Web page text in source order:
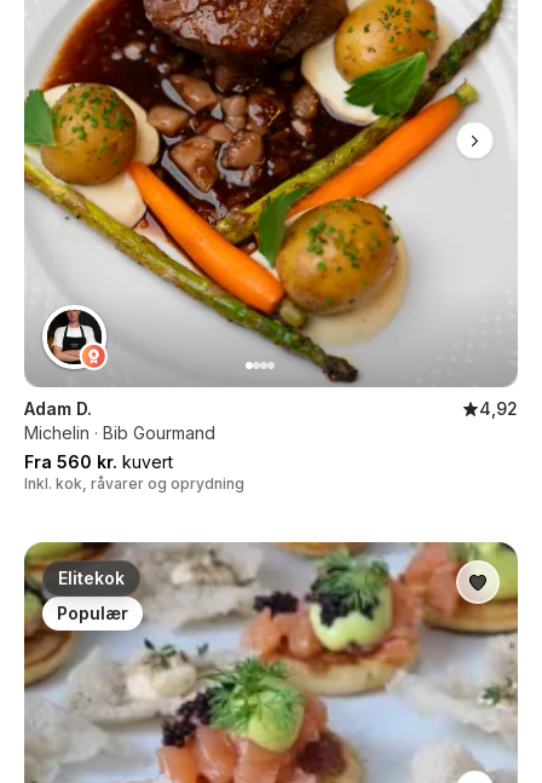
Adam D.
4,92
Michelin · Bib Gourmand
Fra 560 kr. kuvert
Inkl. kok, råvarer og oprydning
Elitekok
Populær